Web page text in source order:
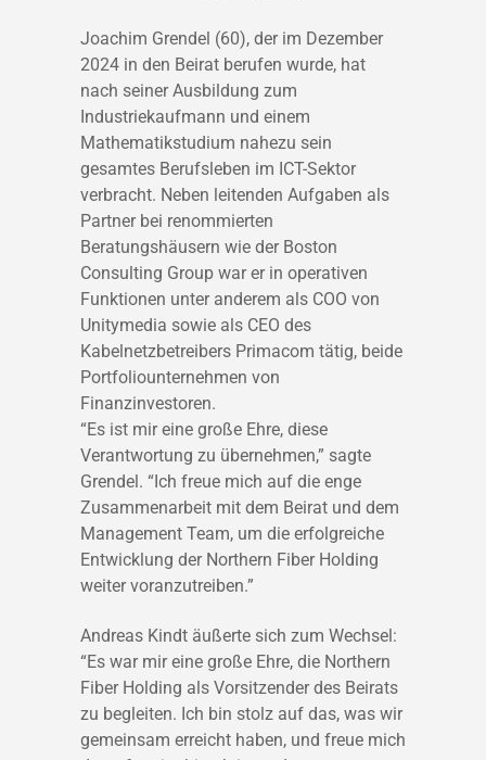
Joachim Grendel (60), der im Dezember
2024 in den Beirat berufen wurde, hat
nach seiner Ausbildung zum
Industriekaufmann und einem
Mathematikstudium nahezu sein
gesamtes Berufsleben im ICT-Sektor
verbracht. Neben leitenden Aufgaben als
Partner bei renommierten
Beratungshäusern wie der Boston
Consulting Group war er in operativen
Funktionen unter anderem als COO von
Unitymedia sowie als CEO des
Kabelnetzbetreibers Primacom tätig, beide
Portfoliounternehmen von
Finanzinvestoren.
“Es ist mir eine große Ehre, diese
Verantwortung zu übernehmen,” sagte
Grendel. “Ich freue mich auf die enge
Zusammenarbeit mit dem Beirat und dem
Management Team, um die erfolgreiche
Entwicklung der Northern Fiber Holding
weiter voranzutreiben.”
Andreas Kindt äußerte sich zum Wechsel:
“Es war mir eine große Ehre, die Northern
Fiber Holding als Vorsitzender des Beirats
zu begleiten. Ich bin stolz auf das, was wir
gemeinsam erreicht haben, und freue mich